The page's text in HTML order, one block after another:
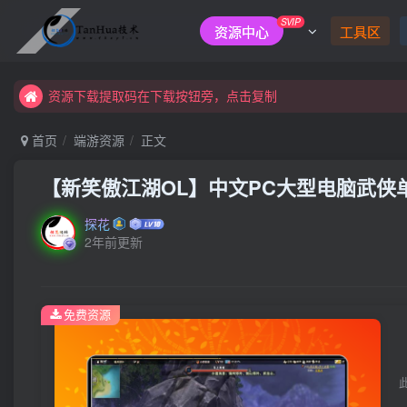
资源中心
SVIP
工具区
资源下载提取码在下载按钮旁，点击复制
首页 端游资源 正文
【新笑傲江湖OL】中文PC大型电脑武
探花
2年前更新
免费资源